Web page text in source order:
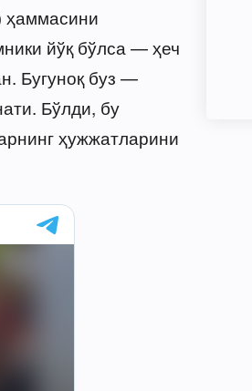
ҳаммасини
йўқ бўлса — ҳеч
Бугуноқ буз —
Бўлди, бу
ҳужжатларини